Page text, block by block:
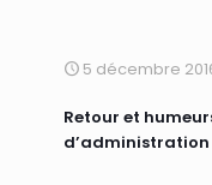
5 décembre
Retour et
d’administration